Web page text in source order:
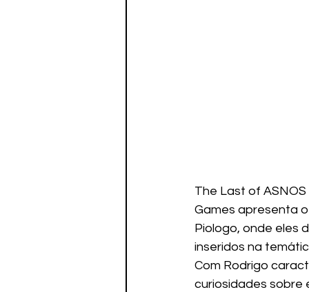
The Last of
Games apresenta
Piologo, onde eles
inseridos na
Com Rodrigo
curiosidades sobre